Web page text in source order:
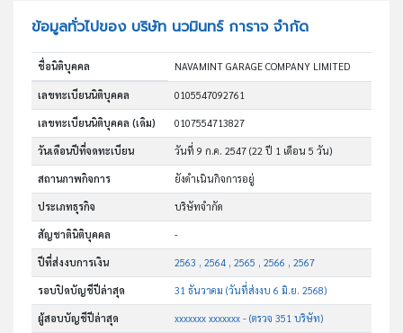
ข้อมูลทั่วไปของ บริษัท นวมินทร์ การาจ จำกัด
ชื่อนิติบุคคล NAVAMINT GARAGE COMPANY LIMITED
เลขทะเบียนนิติบุคคล 0105547092761
เลขทะเบียนนิติบุคคล (เดิม) 0107554713827
วันเดือนปีที่จดทะเบียน วันที่ 9 ก.ค. 2547(22 ปี 1 เดือน 5 วัน)
สถานภาพกิจการ ยังดำเนินกิจการอยู่
ประเภทธุรกิจ บริษัทจำกัด
สัญชาตินิติบุคคล -
ปีที่ส่งงบการเงิน 2563 , 2564 , 2565 , 2566 , 2567
รอบปิดบัญชีปีล่าสุด 31 ธันวาคม (วันที่ส่งงบ 6 มิ.ย. 2568)
ผู้สอบบัญชีปีล่าสุด xxxxxxx xxxxxxx - (ตรวจ 351 บริษัท)